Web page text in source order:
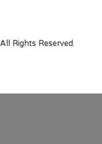
All Rights Reserved.